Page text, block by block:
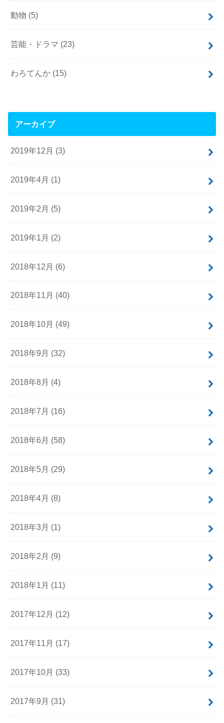
動物 (5)
芸能・ドラマ (23)
わろてんか (15)
アーカイブ
2019年12月 (3)
2019年4月 (1)
2019年2月 (5)
2019年1月 (2)
2018年12月 (6)
2018年11月 (40)
2018年10月 (49)
2018年9月 (32)
2018年8月 (4)
2018年7月 (16)
2018年6月 (58)
2018年5月 (29)
2018年4月 (8)
2018年3月 (1)
2018年2月 (9)
2018年1月 (11)
2017年12月 (12)
2017年11月 (17)
2017年10月 (33)
2017年9月 (31)